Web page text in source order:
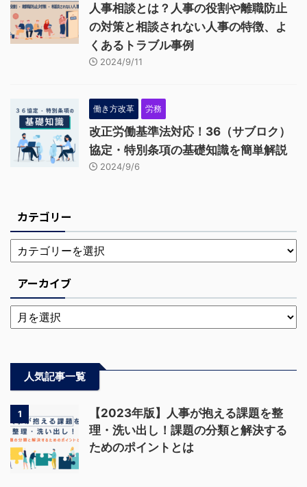
人事相談とは？人事の役割や離職防止
の対策と相談されない人事の特徴、よ
くあるトラブル事例
2024/9/11
働き方改革 労務
改正労働基準法対応！36（サブロク）
協定・特別条項の基礎知識を簡単解説
2024/9/6
カテゴリー
アーカイブ
人気記事一覧
1
【2023年版】人事が抱える課題を整
理・洗い出し！課題の分類と解決する
ためのポイントとは